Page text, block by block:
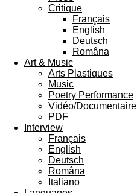
Critique
Français
English
Deutsch
Româna
Art & Music
Arts Plastiques
Music
Poetry Performance
Vidéo/Documentaire
PDF
Interview
Français
English
Deutsch
Româna
Italiano